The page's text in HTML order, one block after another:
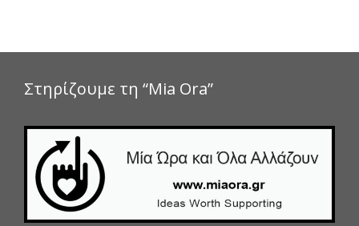
Στηρίζουμε τη “Mia Ora”